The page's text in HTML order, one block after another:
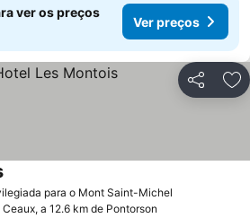
ver os preços
Ver preços
Partilhar
para o Mont Saint-Michel
Ceaux, a 12.6 km de Pontorson